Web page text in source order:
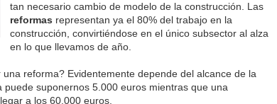
tan necesario cambio de modelo de la construcción. Las
reformas representan ya el 80% del trabajo en la
construcción, convirtiéndose en el único subsector al alza
en lo que llevamos de año.
reforma? Evidentemente depende del alcance de la
puede suponernos 5.000 euros mientras que una
a los 60.000 euros.